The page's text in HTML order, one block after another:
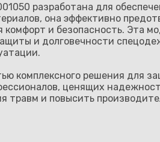
разработана для
она эффективно
комфорт и безопасность.
и долговечности
комплексного решения
ценящих
травм и повысить